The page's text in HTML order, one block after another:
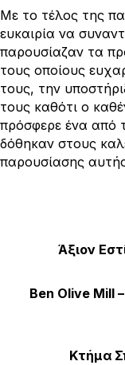
Με το τέλος της
ευκαιρία να
παρουσίαζαν τα
τους οποίους
τους, την
τους καθότι ο
πρόσφερε ένα από
δόθηκαν στους
παρουσίασης
Άξιον
Ben Olive Mill
Κτήμα